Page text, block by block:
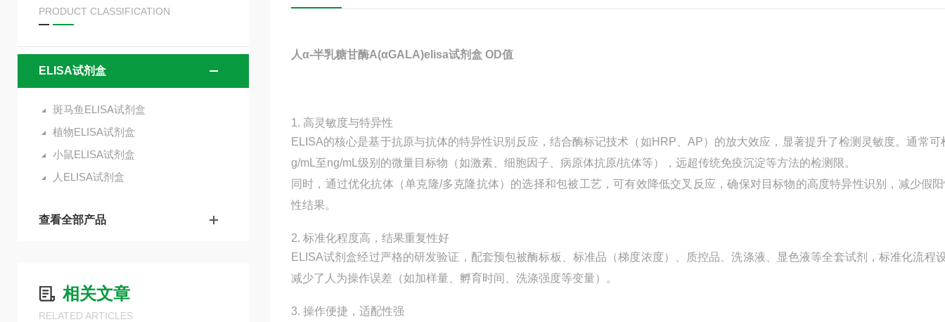
PRODUCT CLASSIFICATION
ELISA试剂盒
斑马鱼ELISA试剂盒
植物ELISA试剂盒
小鼠ELISA试剂盒
人ELISA试剂盒
查看全部产品
相关文章
RELATED ARTICLES
人α-半乳糖甘酶A(αGALA)elisa试剂盒 OD值
1. 高灵敏度与特异性
ELISA的核心是基于抗原与抗体的特异性识别反应，结合酶标记技术（如HRP、AP）的放大效应，显著提升了检测灵敏度。通常可
g/mL至ng/mL级别的微量目标物（如激素、细胞因子、病原体抗原/抗体等），远超传统免疫沉淀等方法的检测限。
同时，通过优化抗体（单克隆/多克隆抗体）的选择和包被工艺，可有效降低交叉反应，确保对目标物的高度特异性识别，减少假
性结果。
2. 标准化程度高，结果重复性好
ELISA试剂盒经过严格的研发验证，配套预包被酶标板、标准品（梯度浓度）、质控品、洗涤液、显色液等全套试剂，标准化流程
减少了人为操作误差（如加样量、孵育时间、洗涤强度等变量）。
3. 操作便捷，适配性强